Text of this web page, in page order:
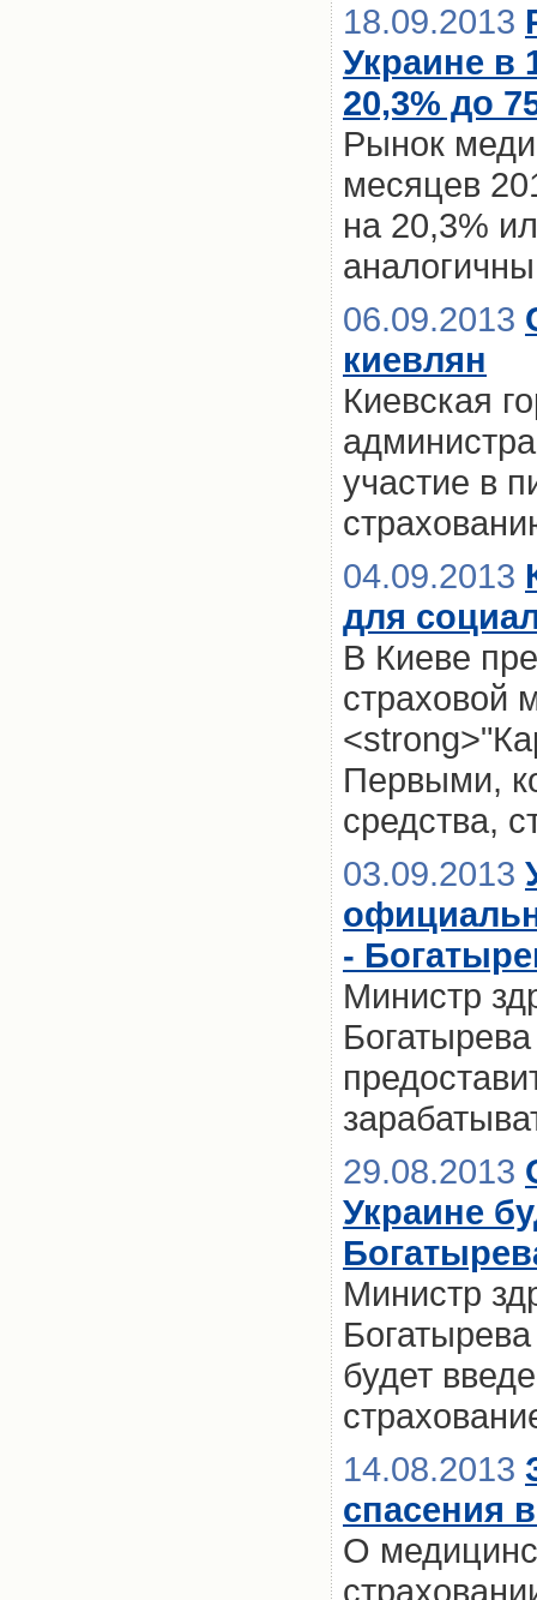
18.09.2013
Украине в
20,3% до
Рынок
месяцев
на 20,3%
06.09.2013
киевлян
Киевская
участие в
04.09.2013
для
В Киеве
страховой
Первыми,
средства,
03.09.2013
-
Министр
29.08.2013
Украине
Министр
будет
14.08.2013
спасения
О